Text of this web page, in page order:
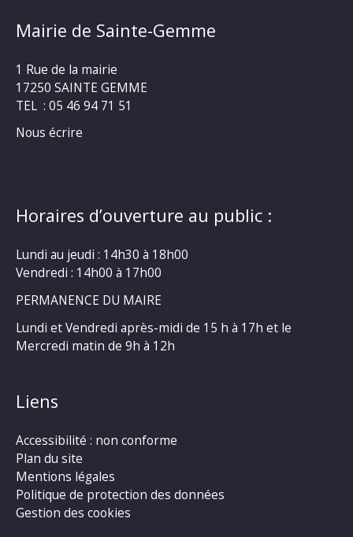
Mairie de Sainte-Gemme
1 Rue de la mairie
17250 SAINTE GEMME
TEL : 05 46 94 71 51
Nous écrire
Horaires d’ouverture au public :
Lundi au jeudi : 14h30 à 18h00
Vendredi : 14h00 à 17h00
PERMANENCE DU MAIRE
Lundi et Vendredi après-midi de 15 h à 17h et le
Mercredi matin de 9h à 12h
Liens
Accessibilité : non conforme
Plan du site
Mentions légales
Politique de protection des données
Gestion des cookies